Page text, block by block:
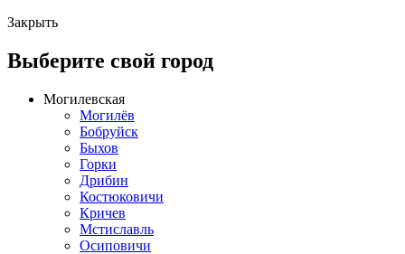
Закрыть
Выберите свой город
Могилевская
Могилёв
Бобруйск
Быхов
Горки
Дрибин
Костюковичи
Кричев
Мстиславль
Осиповичи